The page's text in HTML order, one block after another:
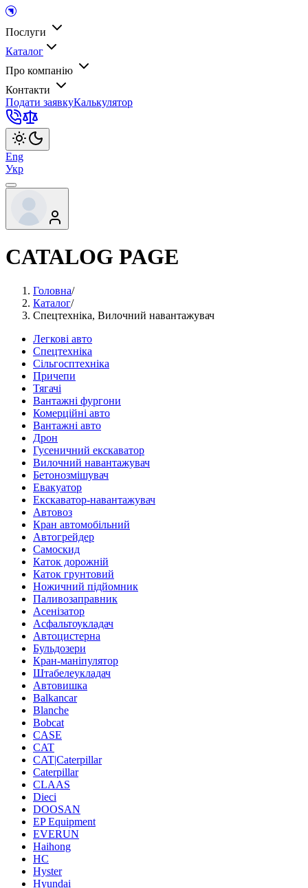
Послуги
Каталог
Про компанію
Контакти
Подати заявкуКалькулятор
Eng
Укр
CATALOG PAGE
Головна/
Каталог/
Спецтехніка, Вилочний навантажувач
Легкові авто
Спецтехніка
Сільгосптехніка
Причепи
Тягачі
Вантажні фургони
Комерційні авто
Вантажні авто
Дрон
Гусеничний екскаватор
Вилочний навантажувач
Бетонозмішувач
Евакуатор
Екскаватор-навантажувач
Автовоз
Кран автомобільний
Автогрейдер
Самоскид
Каток дорожній
Каток грунтовий
Ножичний підйомник
Паливозаправник
Асенізатор
Асфальтоукладач
Автоцистерна
Бульдозери
Кран-маніпулятор
Штабелеукладач
Автовишка
Balkancar
Blanche
Bobcat
CASE
CAT
CAT|Caterpillar
Caterpillar
CLAAS
Dieci
DOOSAN
EP Equipment
EVERUN
Haihong
HC
Hyster
Hyundai